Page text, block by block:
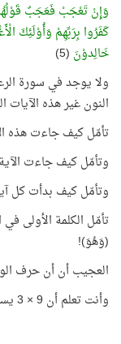
وَإِنْ تَعْجَبْ فَعَجَبٌ قَوْلُهُمْ
كَفَرُوا بِرَبِّهِمْ وَأُوْلَئِكَ
خَالِدوْنَ (5)
ولا يوجد في سورة
النون غير هذه الآيات
تأمّل كيف جاءت هذه
وتأمّل كيف جاءت الآية
وتأمّل كيف بدأت كل آية
تأمّل الكلمة الأولى
(وَهُوَ)!
العجيب أن أن حرف الواو
وأنت تعلم أن 9 × 3 يساوي 27 وهذا هو الترتيب الهجائي لحرف الواو!